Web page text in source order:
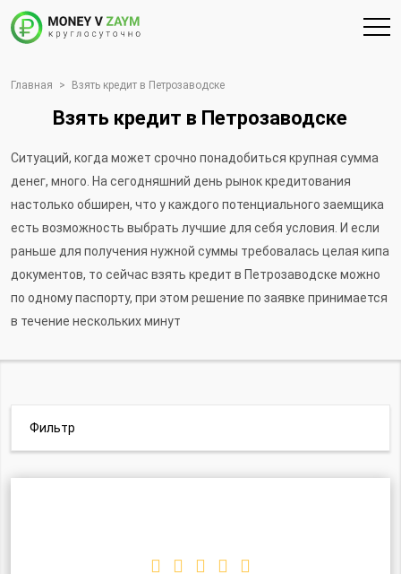
Главная > Взять кредит в Петрозаводске
Взять кредит в Петрозаводске
Ситуаций, когда может срочно понадобиться крупная сумма
денег, много. На сегодняшний день рынок кредитования
настолько обширен, что у каждого потенциального заемщика
есть возможность выбрать лучшие для себя условия. И если
раньше для получения нужной суммы требовалась целая кипа
документов, то сейчас взять кредит в Петрозаводске можно
по одному паспорту, при этом решение по заявке принимается
в течение нескольких минут
Фильтр